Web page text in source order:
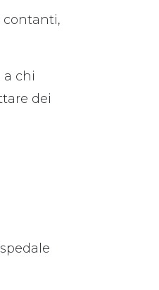
contanti,
a chi
dei